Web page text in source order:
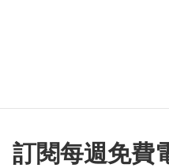
訂閱每週免費